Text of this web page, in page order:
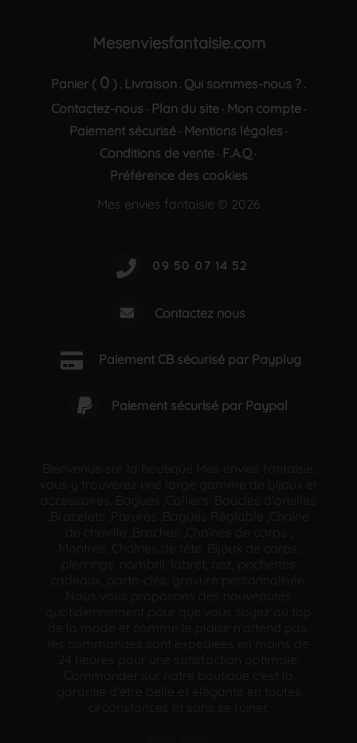
Mesenviesfantaisie.com
Panier ( 0 ) . Livraison . Qui sommes-nous ? .
Contactez-nous · Plan du site· Mon compte·
Paiement sécurisé· Mentions légales ·
Conditions de vente · F.A.Q ·
Préférence des cookies
Mes envies fantaisie © 2026
Contactez nous
Paiement CB sécurisé par Payplug
Paiement sécurisé par Paypal